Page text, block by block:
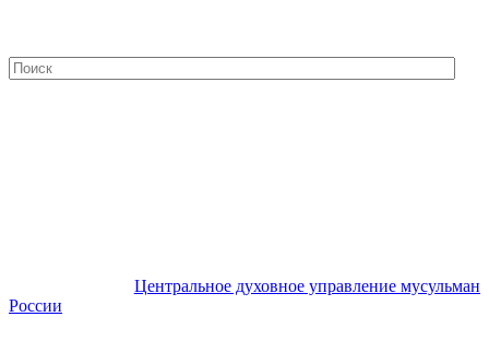
Центральное духовное управление мусульман
России